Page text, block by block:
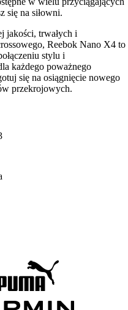
się na siłowni.
jakości, trwałych i
Reebok Nano X4 to
stylu i
każdego poważnego
się na osiągnięcie nowego
przekrojowych.